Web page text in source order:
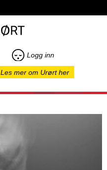
Logg inn
Les mer om Urørt her